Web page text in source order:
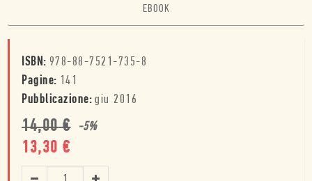
EBOOK
ISBN: 978-88-7521-735-8
Pagine: 141
Pubblicazione: giu 2016
14,00€ -5%
13,30 €